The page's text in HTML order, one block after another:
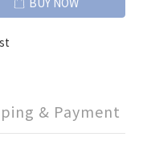
& Payment